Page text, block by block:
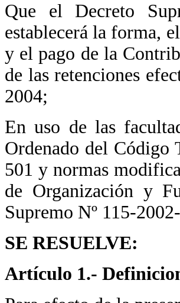
Que el Decreto
establecerá la forma,
y el pago de la
de las retenciones
2004;
En uso de las
Ordenado del
501 y normas
de Organización y
Supremo Nº 115-
SE RESUELVE:
Artículo 1.-